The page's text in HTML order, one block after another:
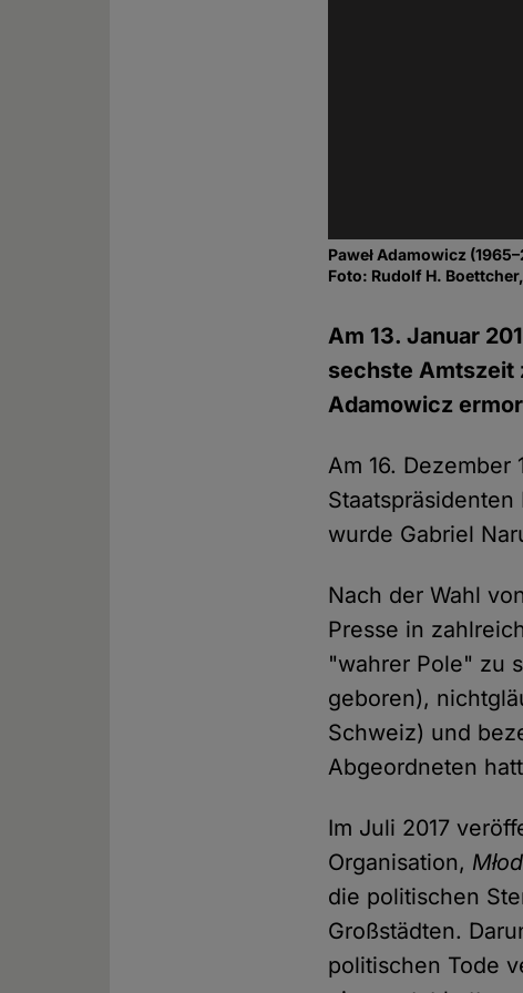
Paweł Adamowicz
Foto: Rudolf H.
Am 13. Januar
sechste Amtszeit
Adamowicz
Am 16.
wurde Gabriel
Nach der Wahl
Presse in
"wahrer Pole" zu
geboren),
Schweiz) und
Abgeordneten
Im Juli 2017
Organisation,
die politischen
Großstädten.
politischen Tode